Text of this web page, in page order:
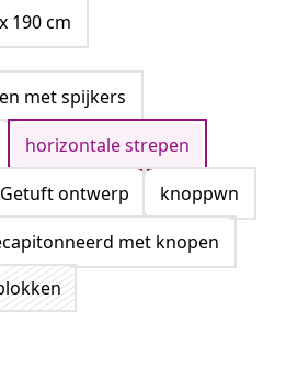
190 cm
met spijkers
horizontale strepen
Getuft ontwerp
knoppwn
met knopen